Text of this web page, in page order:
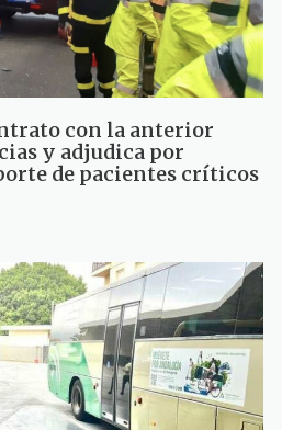
con la anterior
y adjudica por
de pacientes críticos